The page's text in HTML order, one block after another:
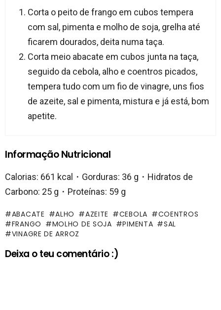
Corta o peito de frango em cubos tempera
com sal, pimenta e molho de soja, grelha até
ficarem dourados, deita numa taça.
Corta meio abacate em cubos junta na taça,
seguido da cebola, alho e coentros picados,
tempera tudo com um fio de vinagre, uns fios
de azeite, sal e pimenta, mistura e já está, bom
apetite.
Informação Nutricional
Calorias: 661 kcal・Gorduras: 36 g・Hidratos de
Carbono: 25 g・Proteínas: 59 g
ABACATE ALHO AZEITE CEBOLA
COENTROS
FRANGO
MOLHO DE SOJA PIMENTA
SAL
VINAGRE DE ARROZ
Deixa o teu comentário :)